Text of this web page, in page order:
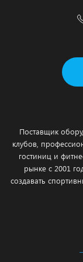
Поставщик
клубов,
гостиниц и
рынке с 2001
создавать